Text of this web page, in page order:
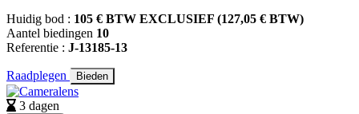
Huidig bod : 105 € BTW EXCLUSIEF (127,05 € BTW)
Aantel biedingen 10
Referentie : J-13185-13
Raadplegen Bieden
3 dagen